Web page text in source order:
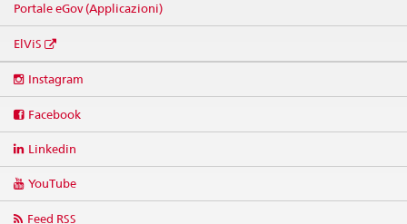
Portale eGov (Applicazioni)
ElViS
media
Instagram
Facebook
Linkedin
YouTube
Feed RSS